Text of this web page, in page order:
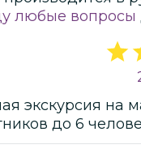
любые вопросы
экскурсия на
до 6